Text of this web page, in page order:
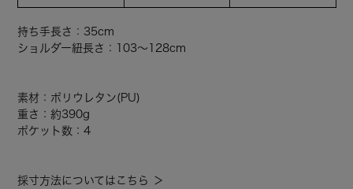
持ち手長さ：35cm
ショルダー紐長さ：103～128cm
素材：ポリウレタン(PU)
重さ：約390g
ポケット数：4
採寸方法についてはこちら ＞